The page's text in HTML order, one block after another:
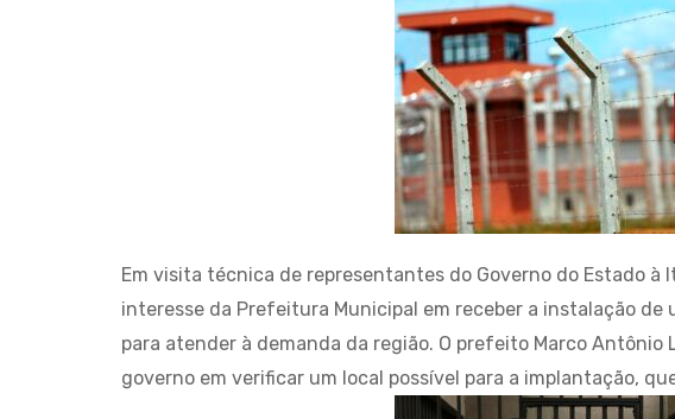
Em visita técnica de representantes do Governo do Estado
interesse da Prefeitura Municipal em receber a instalação de
para atender à demanda da região. O prefeito Marco Antônio
governo em verificar um local possível para a implantação,